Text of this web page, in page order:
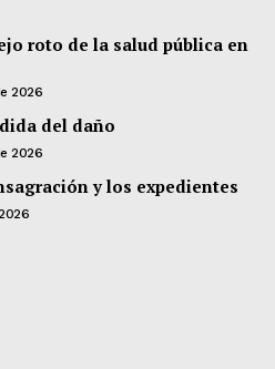
roto de la salud pública en
2026
del daño
2026
y los expedientes